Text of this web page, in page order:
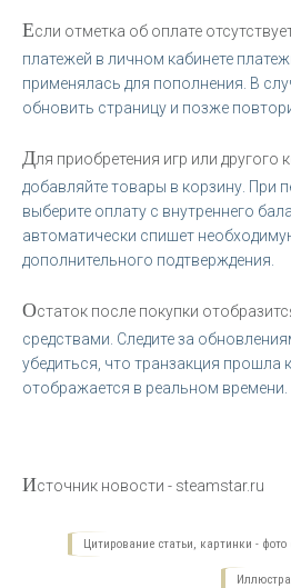
Если отметка об оплате
платежей в личном кабинете
применялась для пополнения. В
обновить страницу и позже
Для приобретения игр или другого
добавляйте товары в корзину. При
выберите оплату с внутреннего
автоматически спишет
дополнительного подтверждения.
Остаток после покупки
средствами. Следите за
убедиться, что транзакция прошла
отображается в реальном времени.
Источник новости - steamstar.ru
Цитирование статьи, картинки -